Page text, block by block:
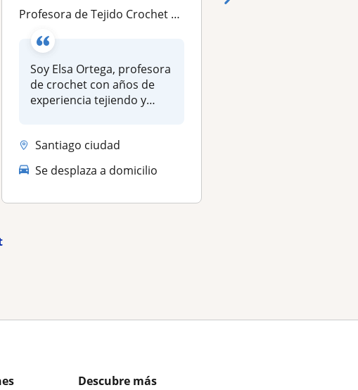
Profesora de Tejido Crochet Online – Aprende paso a paso con paciencia y creatividad
Soy Elsa Ortega, profesora
de crochet con años de
experiencia tejiendo y
Santiago ciudad
Se desplaza a domicilio
Descubre más